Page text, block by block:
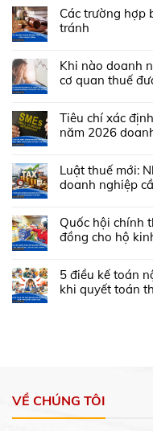
Các trường hợp
tránh
Khi nào doanh
cơ quan thuế
Tiêu chí xác
năm 2026
Luật thuế mới:
doanh nghiệp
Quốc hội chính
đồng cho hộ
5 điều kế toán
khi quyết toán
VỀ CHÚNG TÔI